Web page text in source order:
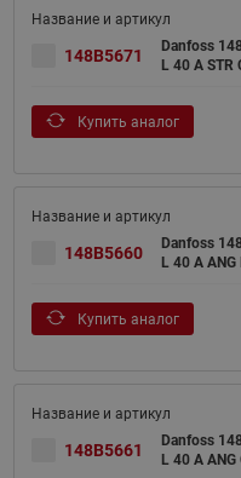
148B5671
Danfoss
L 40 A STR
Купить аналог
148B5660
Danfoss
L 40 A ANG
Купить аналог
148B5661
Danfoss
L 40 A ANG